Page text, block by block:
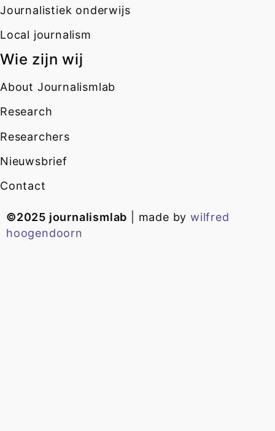
Journalistiek onderwijs
Local journalism
Wie zijn wij
About Journalismlab
Research
Researchers
Nieuwsbrief
Contact
©2025 journalismlab | made bywilfred
hoogendoorn